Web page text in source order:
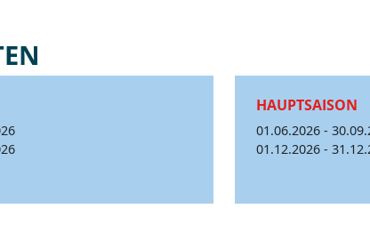
HAUPTSAISON
01.06.2026 -
01.12.2026 -